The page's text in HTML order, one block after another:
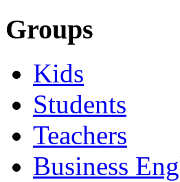
Groups
Kids
Students
Teachers
Business